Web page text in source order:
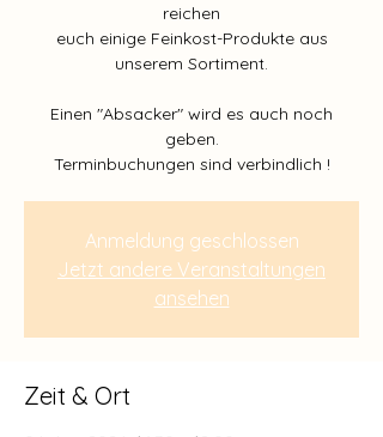
reichen
euch einige Feinkost-Produkte aus
unserem Sortiment.
Einen "Absacker" wird es auch noch
geben.
Anmeldung geschlossen
Jetzt andere Veranstaltungen
ansehen
Zeit & Ort